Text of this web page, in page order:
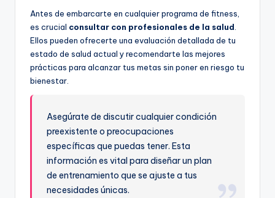
Antes de embarcarte en cualquier programa de fitness,
es crucial consultar con profesionales de la salud
Ellos pueden ofrecerte una evaluación detallada de tu
estado de salud actual y recomendarte las mejores
prácticas para alcanzar tus metas sin poner en riesgo tu
bienestar.
Asegúrate de discutir cualquier condición
preexistente o preocupaciones
específicas que puedas tener. Esta
información es vital para diseñar un plan
de entrenamiento que se ajuste a tus
necesidades únicas.